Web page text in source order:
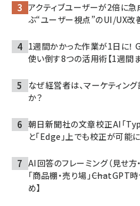
アクティブユーザーが2倍に急
ぶ“ユーザー視点”のUI/UX改
1週間かかった作業が1日に
使い倒す8つの活用術【1週間ま
なぜ経営者は、マーケティン
か？
朝日新聞社の文章校正AI「
と「Edge」上でも校正が可能に
AI回答のフレーミング（見せ方
「商品棚・売り場」
め】